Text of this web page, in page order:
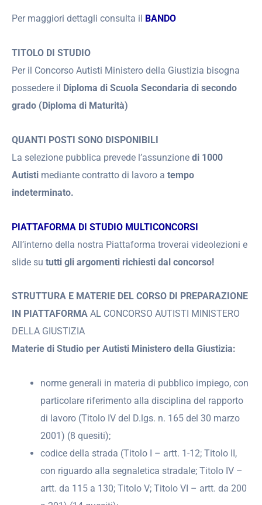
Per maggiori dettagli consulta il BANDO
TITOLO DI STUDIO
Per il Concorso Autisti Ministero della Giustizia bisogna
possedere il
Diploma di Scuola Secondaria di secondo
grado (Diploma di Maturità)
QUANTI POSTI SONO DISPONIBILI
La selezione pubblica prevede l’assunzione di 1000
Autisti mediante contratto di lavoro a tempo
indeterminato.
PIATTAFORMA DI STUDIO MULTICONCORSI
All’interno della nostra Piattaforma troverai videolezioni e
slide su tutti gli argomenti richiesti dal concorso!
STRUTTURA E MATERIE DEL CORSO DI PREPARAZIONE
IN PIATTAFORMA AL CONCORSO AUTISTI MINISTERO
DELLA GIUSTIZIA
Materie di Studio per Autisti Ministero della Giustizia:
­norme generali in materia di pubblico impiego, con
particolare riferimento alla disciplina del rapporto
di lavoro (Titolo IV del D.lgs. n. 165 del 30 marzo
2001) (8 quesiti);
codice della strada (Titolo I – artt. 1-12; Titolo II,
con riguardo alla segnaletica stradale; Titolo IV –
artt. da 115 a 130; Titolo V; Titolo VI – artt. da 200